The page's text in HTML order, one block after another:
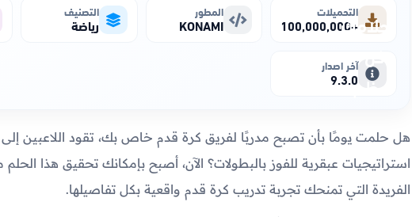
التحميلات
+100,000,000
المطور
KONAMI
التصنيف
رياضة
آخر اصدار
9.3.0
هل حلمت يومًا بأن تصبح مدربًا لفريق كرة قدم خاص بك، تقود اللاعبين
استراتيجيات عبقرية للفوز بالبطولات؟ الآن، أصبح بإمكانك تحقيق هذا
الفريدة التي تمنحك تجربة تدريب كرة قدم واقعية بكل تفاصيلها.